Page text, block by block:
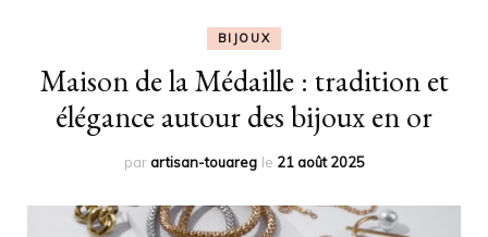
BIJOUX
Maison de la Médaille : tradition et
élégance autour des bijoux en or
parartisan-touareg le 21 août 2025